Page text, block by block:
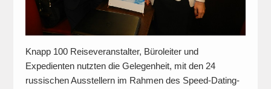
Knapp 100 Reiseveranstalter, Büroleiter und
Expedienten nutzten die Gelegenheit, mit den 24
russischen Ausstellern im Rahmen des Speed-Dating-